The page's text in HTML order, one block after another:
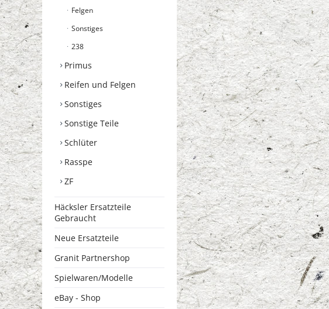
Felgen
Sonstiges
238
Primus
Reifen und Felgen
Sonstiges
Sonstige Teile
Schlüter
Rasspe
ZF
Häcksler Ersatzteile
Gebraucht
Neue Ersatzteile
Granit Partnershop
Spielwaren/Modelle
eBay - Shop